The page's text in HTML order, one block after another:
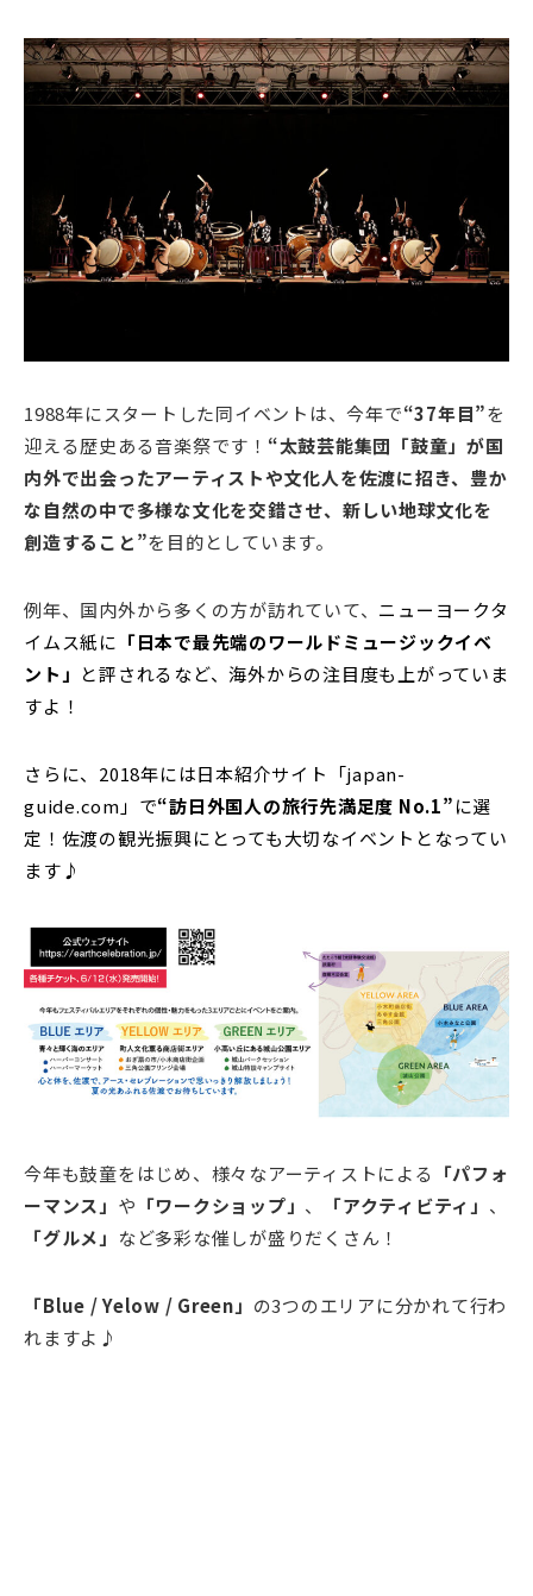
1988年にスタートした同イベントは、今年で“37年目”を
迎える歴史ある音楽祭です！ “太鼓芸能集団「鼓童」が国
内外で出会ったアーティストや文化人を佐渡に招き、豊か
な自然の中で多様な文化を交錯させ、新しい地球文化を
創造すること”を目的としています。
例年、国内外から多くの方が訪れていて、 ニューヨークタ
イムス紙に 「日本で最先端のワールドミュージックイベ
ント」 と評されるなど、海外からの注目度も上がっていま
すよ！
さらに、2018年には日本紹介サイト「japan-
guide.com」で“訪日外国人の旅行先満足度 No.1”に選
定！佐渡の観光振興にとっても大切なイベントとなってい
ます♪
今年も鼓童をはじめ、様々なアーティストによる
「パフォ
ーマンス」 や 「ワークショップ」 、 「アクティビティ」 、
「グルメ」 など多彩な催しが盛りだくさん！
「Blue / Yelow / Green」 の3つのエリアに分かれて行わ
れますよ♪